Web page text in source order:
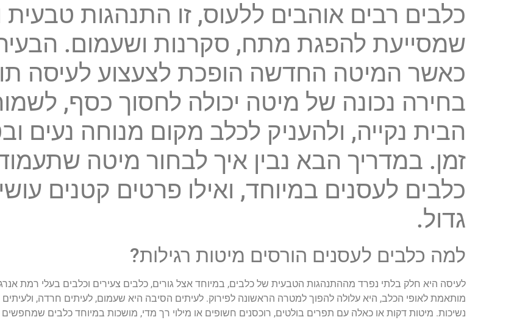
כלבים רבים אוהבים ללעוס, זו התנהגות טבעית
שמסייעת להפגת מתח, סקרנות ושעמום.
כאשר המיטה החדשה הופכת לצעצוע לעיסה
בחירה נכונה של מיטה יכולה לחסוך כסף,
הבית נקייה, ולהעניק לכלב מקום מנוחה נעים
זמן. במדריך הבא נבין איך לבחור מיטה
כלבים לעסנים במיוחד, ואילו פרטים קטנים
גדול.
למה כלבים לעסנים הורסים מיטות רגילות?
לעיסה היא חלק בלתי נפרד מההתנהגות הטבעית של כלבים, במיוחד אצל גורים, כלבים צעירים וכלבים בעלי רמת
מותאמת לאופי הכלב, היא עלולה להפוך למטרה הראשונה לפירוק. לעיתים הסיבה היא שעמום, לעיתים חרדה,
נשיכות. מיטות דקות או כאלה עם תפרים בולטים, רוכסנים חשופים או מילוי רך מדי, מושכות במיוחד כלבים